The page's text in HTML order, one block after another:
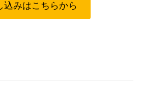
込みはこちらから